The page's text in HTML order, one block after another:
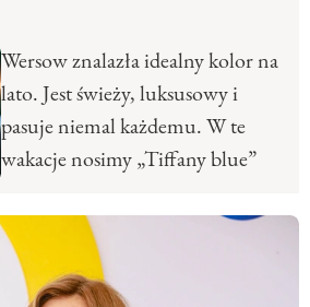
Wersow znalazła idealny kolor na
lato. Jest świeży, luksusowy i
pasuje niemal każdemu. W te
wakacje nosimy „Tiffany blue”